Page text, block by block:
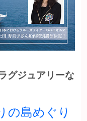
グジュアリーな
の島めぐり